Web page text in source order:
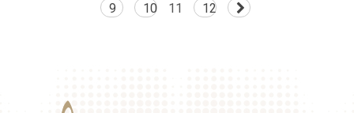
9
10 11 12